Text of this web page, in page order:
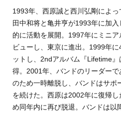
1993年、西原誠と西川弘剛によっ
田中和将と亀井亨が1993年に加
的に活動を展開。1997年にミニ
ビューし、東京に進出。1999年
ットし、2ndアルバム『Lifetime
得。2001年、バンドのリーダー
のため一時離脱し、バンドはサポ
を続けた。西原は2002年に復帰
め同年内に再び脱退。バンドは以